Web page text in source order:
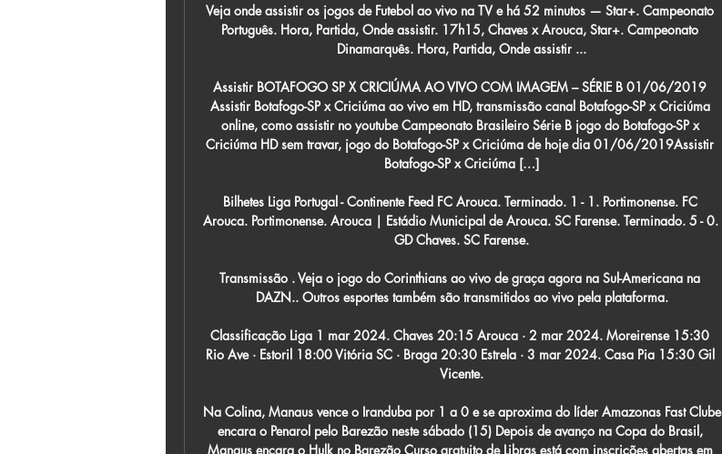
Veja onde assistir os jogos de Futebol ao vivo na TV e há 52 minutos — Star+. Campeonato
Português. Hora, Partida, Onde assistir. 17h15, Chaves x Arouca, Star+. Campeonato
Dinamarquês. Hora, Partida, Onde assistir ...
Assistir BOTAFOGO SP X CRICIÚMA AO VIVO COM IMAGEM – SÉRIE B 01/06/2019
Assistir Botafogo-SP x Criciúma ao vivo em HD, transmissão canal Botafogo-SP x Criciúma
online, como assistir no youtube Campeonato Brasileiro Série B jogo do Botafogo-SP x
Criciúma HD sem travar, jogo do Botafogo-SP x Criciúma de hoje dia 01/06/2019Assistir
Botafogo-SP x Criciúma […]
Bilhetes Liga Portugal - Continente Feed FC Arouca. Terminado. 1 - 1. Portimonense. FC
Arouca. Portimonense. Arouca | Estádio Municipal de Arouca. SC Farense. Terminado. 5 - 0.
GD Chaves. SC Farense.
Transmissão . Veja o jogo do Corinthians ao vivo de graça agora na Sul-Americana na
DAZN.. Outros esportes também são transmitidos ao vivo pela plataforma.
Classificação Liga 1 mar 2024. Chaves 20:15 Arouca · 2 mar 2024. Moreirense 15:30
Rio Ave · Estoril 18:00 Vitória SC · Braga 20:30 Estrela · 3 mar 2024. Casa Pia 15:30 Gil
Vicente.
Na Colina, Manaus vence o Iranduba por 1 a 0 e se aproxima do líder Amazonas Fast Clube
encara o Penarol pelo Barezão neste sábado (15) Depois de avanço na Copa do Brasil,
Manaus encara o Hulk no Barezão Curso gratuito de Libras está com inscrições abertas em